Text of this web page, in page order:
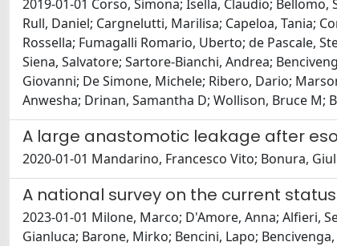
2019-01-01 Corso, Simona; Isella, Claudio;
Rull, Daniel; Cargnelutti, Marilisa; Capeloa, Tania;
Rossella; Fumagalli Romario, Uberto; de Pascale,
Siena, Salvatore; Sartore-Bianchi, Andrea;
Giovanni; De Simone, Michele; Ribero, Dario;
Anwesha; Drinan, Samantha D; Wollison, Bruce M;
A large anastomotic leakage after
2020-01-01 Mandarino, Francesco Vito; Bonura,
A national survey on the current
2023-01-01 Milone, Marco; D'Amore, Anna; Alfieri,
Gianluca; Barone, Mirko; Bencini, Lapo;